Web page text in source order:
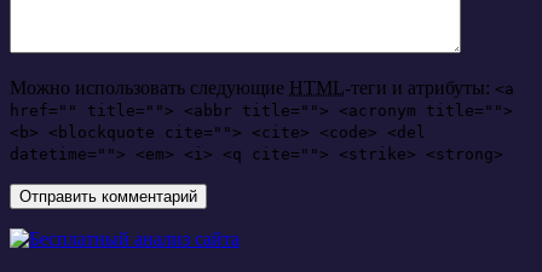
Можно использовать следующие HTML-теги и атрибуты: <a
href="" title=""> <abbr title=""> <acronym title="">
<b> <blockquote cite=""> <cite> <code> <del
datetime=""> <em> <i> <q cite=""> <strike> <strong>